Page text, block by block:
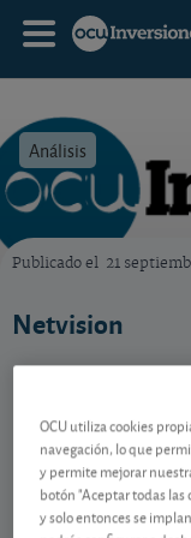
Análisis
Publicado el 21
Netvision
Gestiona
OCU utiliza cookies
navegación, lo que
y permite mejorar
botón "Aceptar todas
y solo entonces se